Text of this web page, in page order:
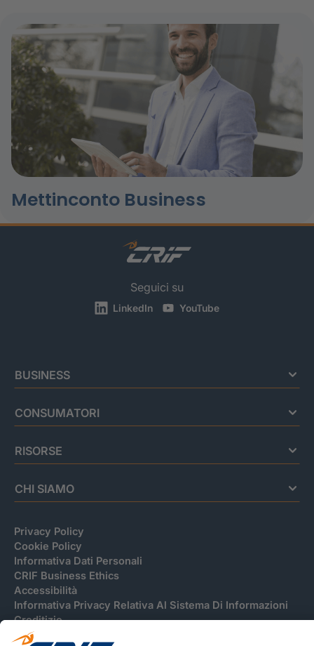
Mettinconto Business
Seguici su
LinkedIn YouTube
BUSINESS
CONSUMATORI
RISORSE
CHI SIAMO
Privacy Policy
Cookie Policy
Informativa Dati Personali
CRIF Business Ethics
Accessibilità
Informativa Privacy Relativa Al Sistema Di Informazioni
Creditizie